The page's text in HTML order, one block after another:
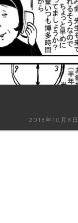
2018年10月8